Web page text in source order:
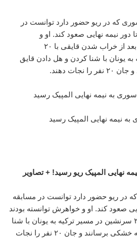
که در ریو حضور دارد توانست در
پروانه تا دور نیمه نهایی صعود کند. او و
خواهرش توانسته بودند بعد از خراب شدن قایقی با ۲۰
یونان با شنا کردن و هل دادن قایق
دهند.
به نیمه نهایی المپیک رسید
نیمه نهایی المپیک رسید
نهایی المپیک ریو رسید! + تصاویر
در ریو حضور دارد توانست در مسابقه
نهایی صعود کند. او و خواهرش توانسته بودند
بعد از خراب شدن قایقی با ۲۰ سرنشین در مسیر ترکیه به یونان با شنا
کردن و هل دادن قایق آن را به خشکی برسانند و جان ۲۰ نفر را نجات